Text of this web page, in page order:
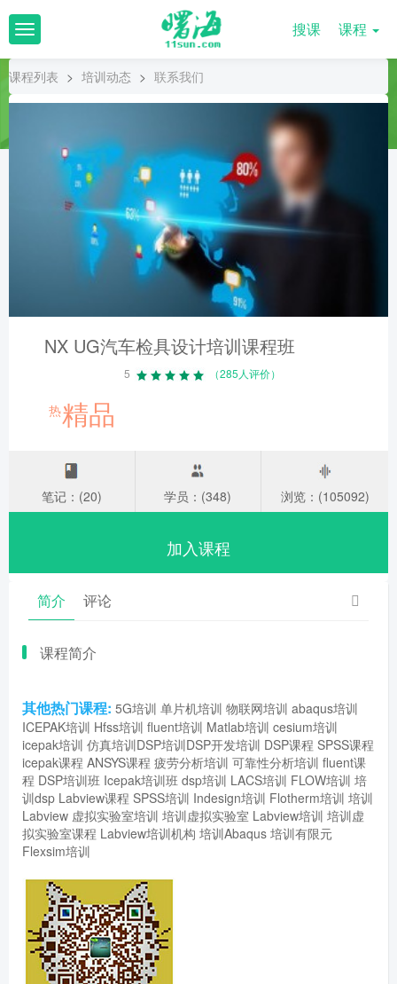
T
o
g
l
搜课 课程
课程列表 > 培训动态 > 联系我们
NX UG汽车检具设计培训课程班
5 （285人评价）
热精品
笔记：(20) 学员：(348) 浏览：(105092)
加入课程
简介 评论
课程简介
其他热门课程: 5G培训 单片机培训 物联网培训 abaqus培训
ICEPAK培训 Hfss培训 fluent培训 Matlab培训 cesium培训
icepak培训 仿真培训DSP培训DSP开发培训 DSP课程 SPSS课程
icepak课程 ANSYS课程 疲劳分析培训 可靠性分析培训 fluent课
程 DSP培训班 Icepak培训班 dsp培训 LACS培训 FLOW培训 培
训dsp Labview课程 SPSS培训 Indesign培训 Flotherm培训 培训
Labview 虚拟实验室培训 培训虚拟实验室 Labview培训 培训虚
拟实验室课程 Labview培训机构 培训Abaqus 培训有限元
Flexsim培训